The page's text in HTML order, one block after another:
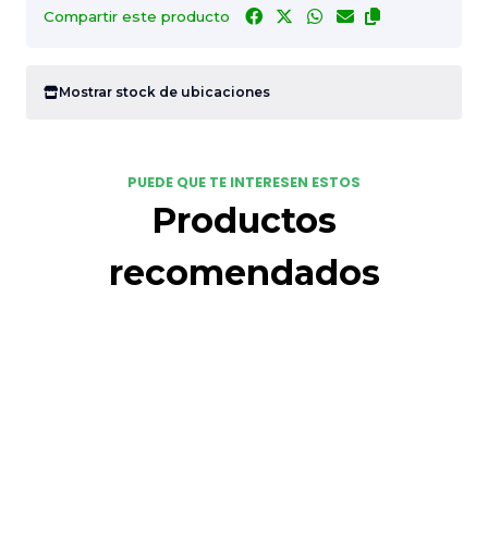
Compartir este producto
Mostrar stock de ubicaciones
PUEDE QUE TE INTERESEN ESTOS
Productos
recomendados